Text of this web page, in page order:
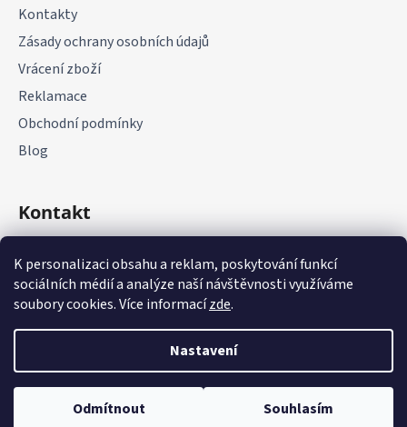
K personalizaci obsahu a reklam, poskytování funkcí
sociálních médií a analýze naší návštěvnosti využíváme
soubory cookies. Více informacízde.
Nastavení
Odmítnout Souhlasím
Kontakty
Zásady ochrany osobních údajů
Vrácení zboží
Reklamace
Obchodní podmínky
Blog
Kontakt
+420 775 177 085
Vytvořil Shoptet
Copyright 2026it-parts.cz
. Všechna práva vyhrazena.